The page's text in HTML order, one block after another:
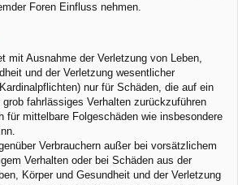
Foren Einfluss nehmen.
mit Ausnahme der Verletzung von Leben,
und der Verletzung wesentlicher
nur für Schäden, die auf ein
fahrlässiges Verhalten zurückzuführen
für mittelbare Folgeschäden wie insbesondere
Verbrauchern außer bei vorsätzlichem
Verhalten oder bei Schäden aus der
Körper und Gesundheit und der Verletzung